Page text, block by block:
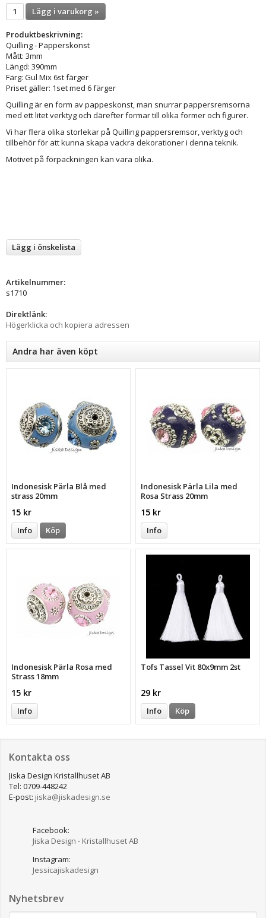
Lägg i varukorg »
Produktbeskrivning:
Quilling - Papperskonst
Mått: 3mm
Längd: 390mm
Färg: Gul Mix 6st färger
Priset gäller: 1set med 6 färger
Quilling är en form av pappeskonst, man snurrar pappersremsorna
med ett litet verktyg och därefter formar till olika former och figurer.
Vi har flera olika storlekar på Quilling pappersremsor, verktyg och
tillbehör för att kunna skapa vackra dekorationer i denna teknik.
Motivet på förpackningen kan vara olika.
Lägg i önskelista
Artikelnummer:
s1710
Direktlänk:
Högerklicka och kopiera adressen
Andra har även köpt
Indonesisk Pärla Blå med
strass 20mm
15 kr
Info Köp
Indonesisk Pärla Lila med
Rosa Strass 20mm
15 kr
Info
Indonesisk Pärla Rosa med
Strass 18mm
15 kr
Info
Tofs Tassel Vit 80x9mm 2st
29 kr
Info Köp
Kontakta oss
Jiska Design Kristallhuset AB
Tel: 0709-448242
E-post: jiska@jiskadesign.se
Facebook:
Jiska Design - Kristallhuset AB
Instagram:
Jessicajiskadesign
Nyhetsbrev